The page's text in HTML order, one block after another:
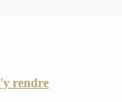
rendre